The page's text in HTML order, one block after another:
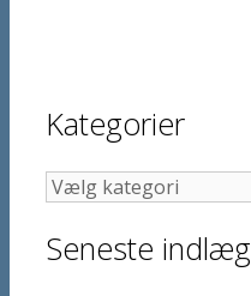
Kategorier
Kategorier
Seneste indlæg